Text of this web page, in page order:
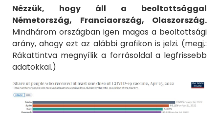
Nézzük, hogy áll a beoltottsággal
Németország, Franciaország, Olaszország.
Mindhárom országban igen magas a beoltottsági
arány, ahogy ezt az alábbi grafikon is jelzi. (megj.:
Rákattintva megnyílik a forrásoldal a legfrissebb
adatokkal.)